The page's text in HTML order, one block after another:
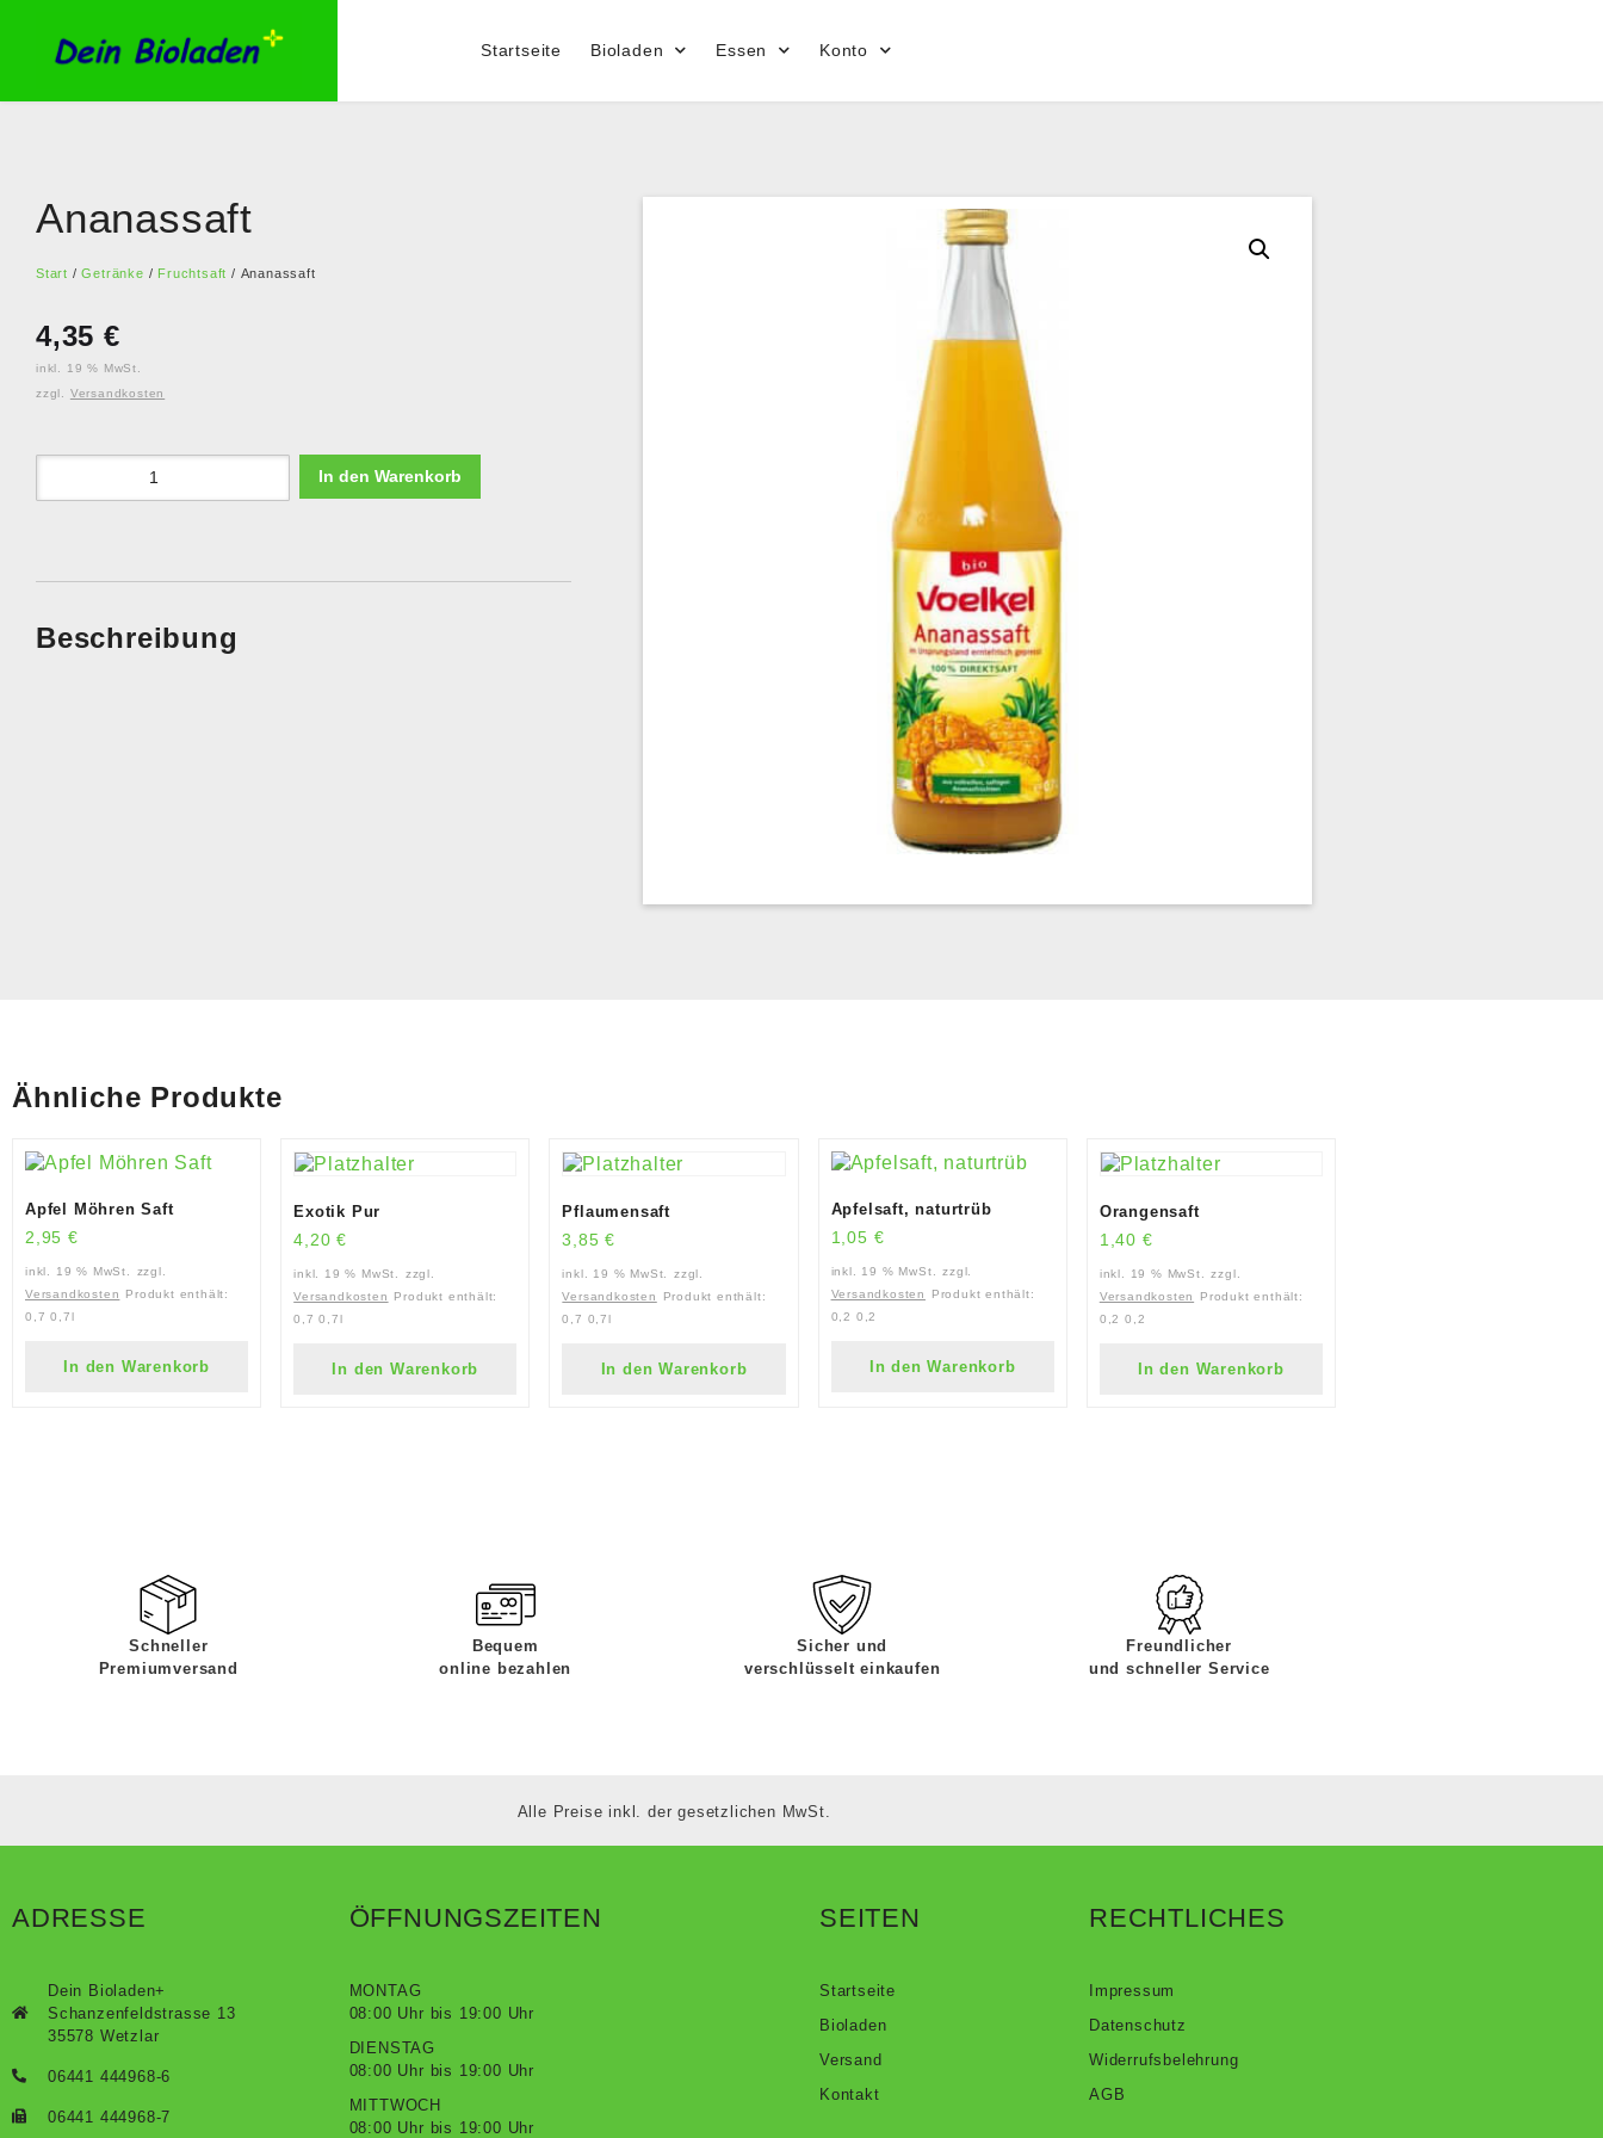
Startseite Bioladen Essen Konto
Ananassaft
Start /Getränke / Fruchtsaft / Ananassaft
4,35 €
inkl. 19 % MwSt.
zzgl. Versandkosten
In den Warenkorb
Beschreibung
Ähnliche Produkte
Apfel Möhren Saft
2,95 €
inkl. 19 % MwSt.
zzgl.
Versandkosten
Produkt enthält:
0,70,7l
In den Warenkorb
Exotik Pur
4,20€
inkl. 19 % MwSt.
zzgl.
Versandkosten
Produkt enthält:
0,70,7l
In den Warenkorb
Pflaumensaft
3,85€
inkl. 19 % MwSt.
zzgl.
Versandkosten
Produkt enthält:
0,7 0,7l
In den Warenkorb
Apfelsaft, naturtrüb
1,05 €
inkl. 19 % MwSt.
zzgl.
Versandkosten
Produkt enthält:
0,2 0,2
In den Warenkorb
Orangensaft
1,40 €
inkl. 19 % MwSt.
zzgl.
Versandkosten
Produkt enthält:
0,2 0,2
In den Warenkorb
Schneller
Premiumversand
Bequem
online bezahlen
Sicher und
verschlüsselt einkaufen
Freundlicher
und schneller Service
Alle Preise inkl. der gesetzlichen MwSt.
ADRESSE
Dein Bioladen+
Schanzenfeldstrasse 13
35578 Wetzlar
06441 444968-6
06441 444968-7
ÖFFNUNGSZEITEN
MONTAG
08:00 Uhr bis 19:00 Uhr
DIENSTAG
08:00 Uhr bis 19:00 Uhr
MITTWOCH
08:00 Uhr bis 19:00 Uhr
SEITEN
Startseite
Bioladen
Versand
Kontakt
RECHTLICHES
Impressum
Datenschutz
Widerrufsbelehrung
AGB